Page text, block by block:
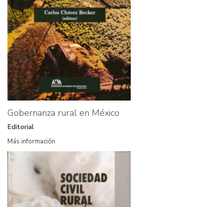
Gobernanza rural en México
Editorial
Más información